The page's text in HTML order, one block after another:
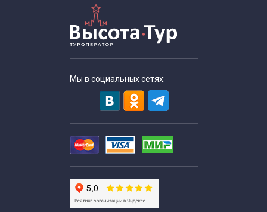
Развлекательные экскурсии по Москве
Экскурсии с дегустацией
Тематические экскурсии по Москве
Экскурсии по Москве утром
Экскурсии по Москве в будние дни
Длительность экскурсий
Мы в социальных сетях: